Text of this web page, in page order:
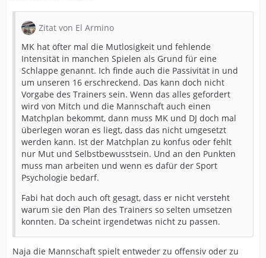
Zitat von El Armino
MK hat öfter mal die Mutlosigkeit und fehlende
Intensität in manchen Spielen als Grund für eine
Schlappe genannt. Ich finde auch die Passivität in und
um unseren 16 erschreckend. Das kann doch nicht
Vorgabe des Trainers sein. Wenn das alles gefordert
wird von Mitch und die Mannschaft auch einen
Matchplan bekommt, dann muss MK und DJ doch mal
überlegen woran es liegt, dass das nicht umgesetzt
werden kann. Ist der Matchplan zu konfus oder fehlt
nur Mut und Selbstbewusstsein. Und an den Punkten
muss man arbeiten und wenn es dafür der Sport
Psychologie bedarf.
Fabi hat doch auch oft gesagt, dass er nicht versteht
warum sie den Plan des Trainers so selten umsetzen
konnten. Da scheint irgendetwas nicht zu passen.
Naja die Mannschaft spielt entweder zu offensiv oder zu